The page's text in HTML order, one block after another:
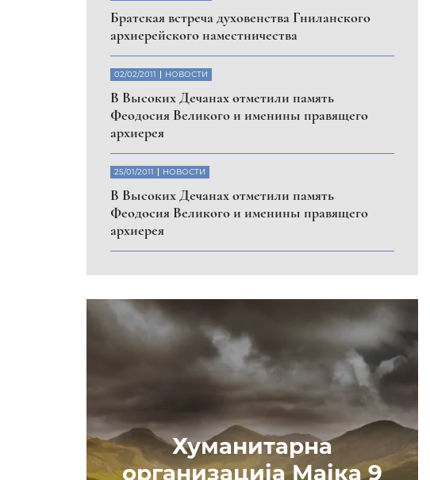
Братская встреча духовенства Гниланского
архиерейского наместничества
02/02/2011 НОВОСТИ
В Высоких Дечанах отметили память
Феодосия Великого и именины правящего
архиерея
25/01/2011 НОВОСТИ
В Высоких Дечанах отметили память
Феодосия Великого и именины правящего
архиерея
Хуманитарна
организација Мајка 9